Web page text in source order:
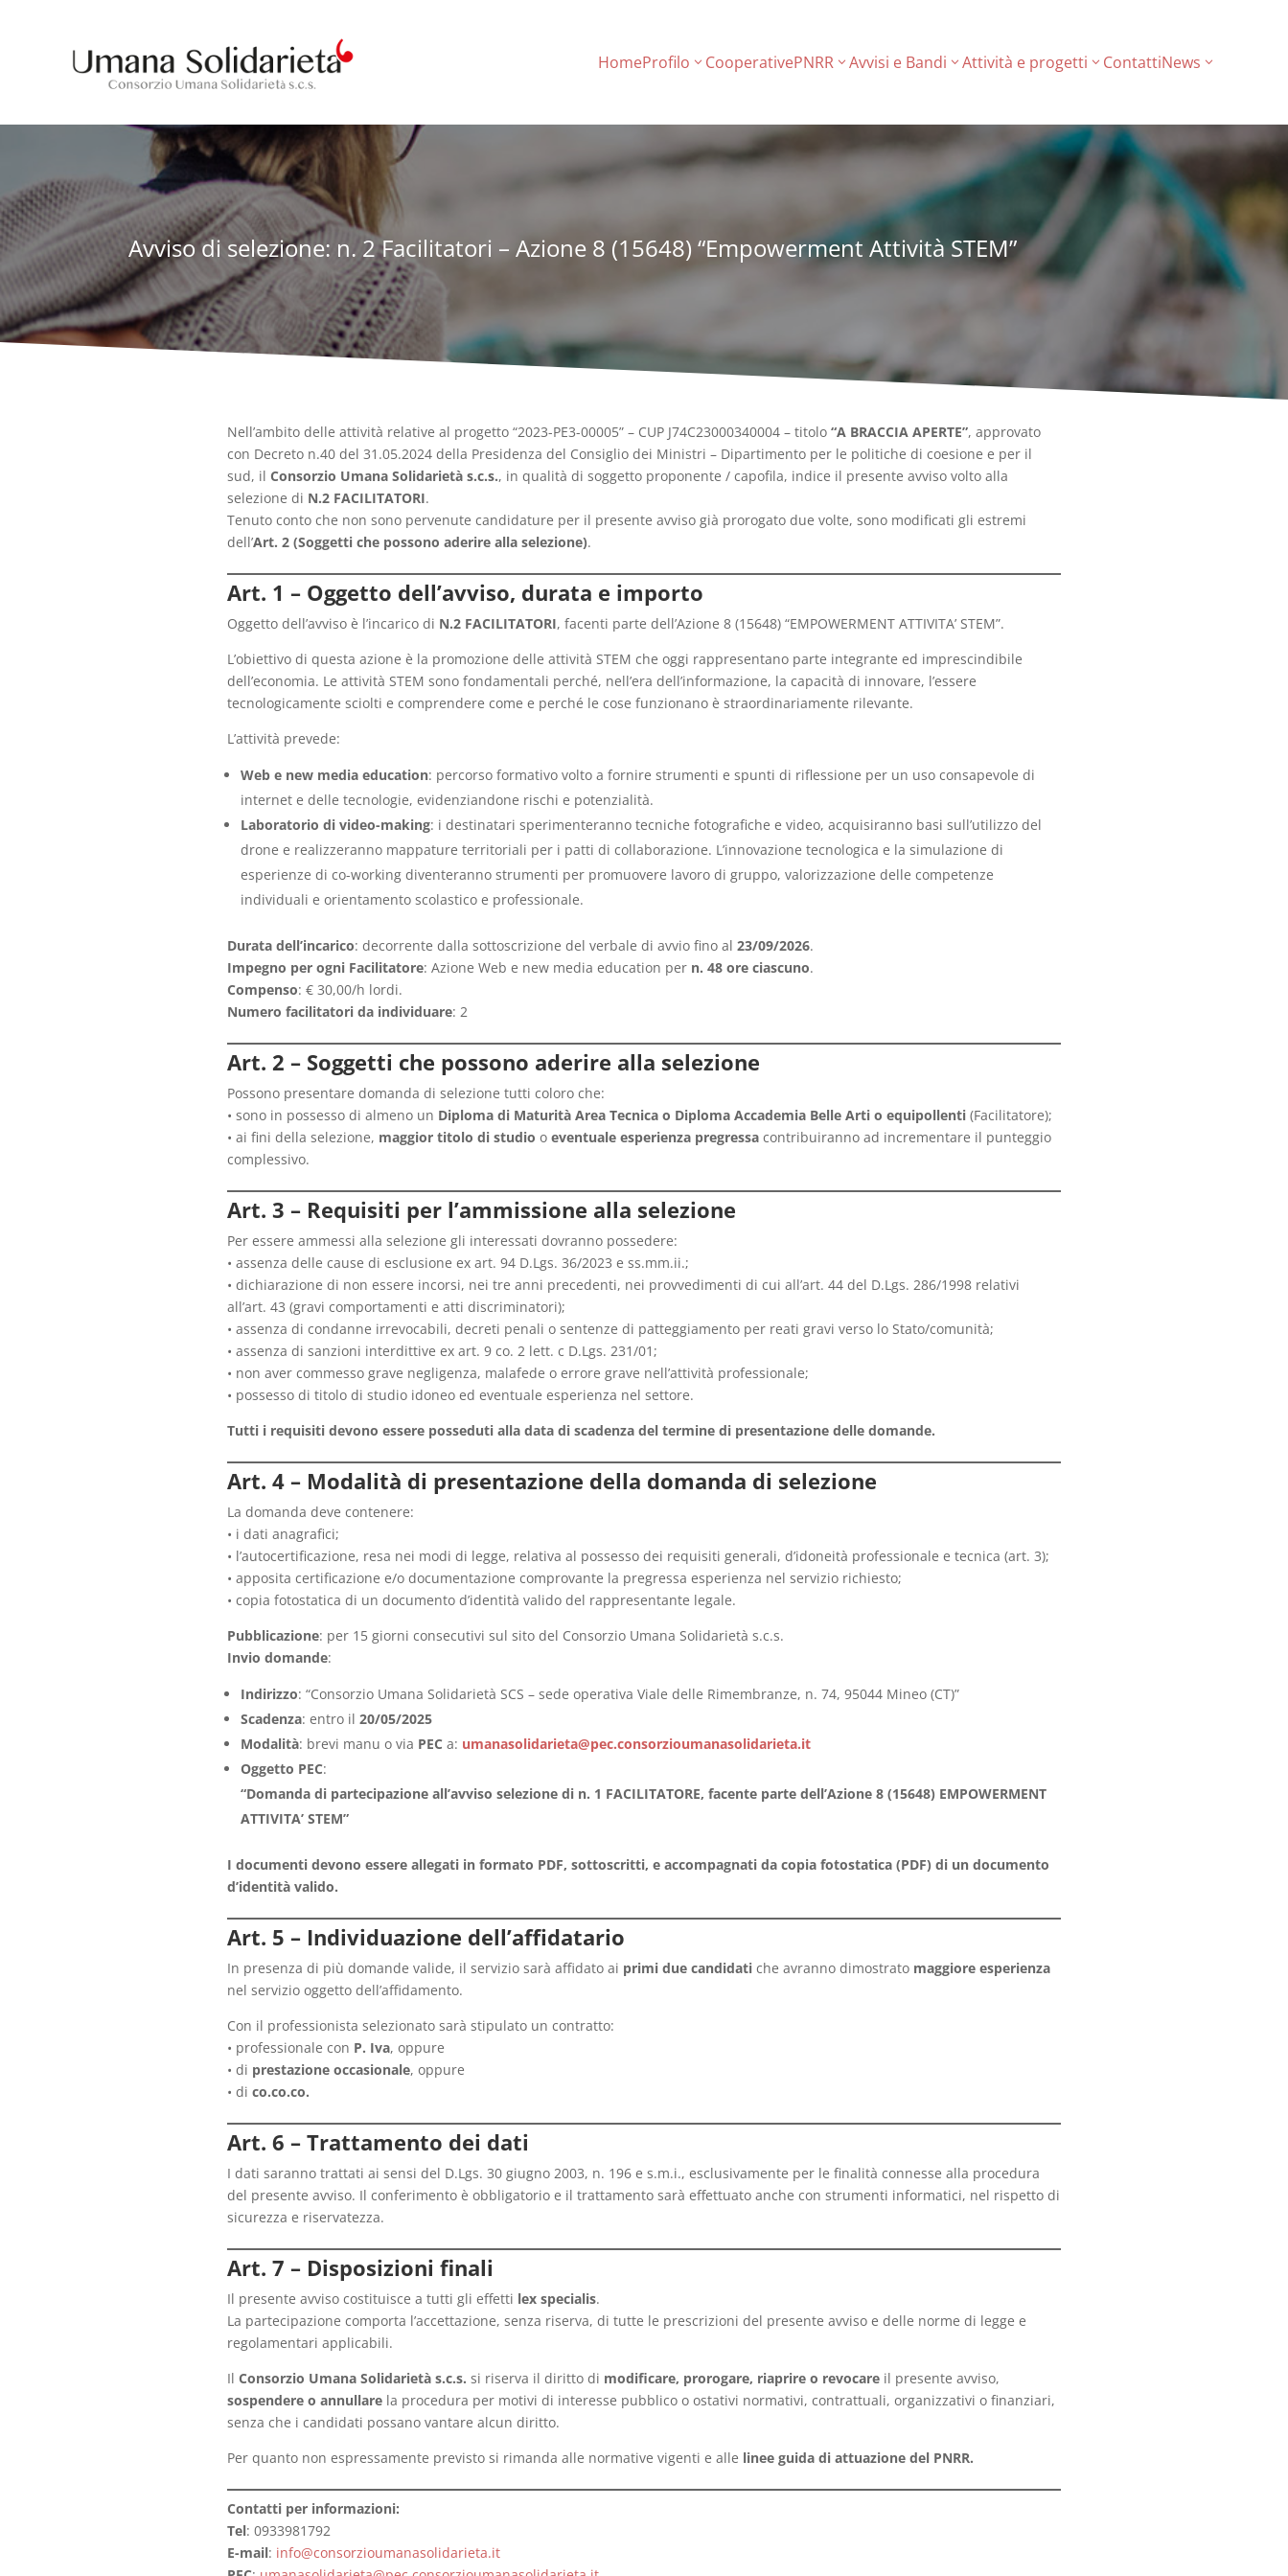
HomeProfilo CooperativePNRR Avvisi e Bandi Attività e progetti ContattiNews
Avviso di selezione: n. 2 Facilitatori – Azione 8 (15648) “Empowerment Attività STEM”
Nell’ambito delle attività relative al progetto “2023-PE3-00005” – CUP J74C23000340004 – titolo “A BRACCIA APERTE”, approvato
con Decreto n.40 del 31.05.2024 della Presidenza del Consiglio dei Ministri – Dipartimento per le politiche di coesione e per il
sud, il Consorzio Umana Solidarietà s.c.s., in qualità di soggetto proponente / capofila, indice il presente avviso volto alla
selezione di N.2 FACILITATORI.
Tenuto conto che non sono pervenute candidature per il presente avviso già prorogato due volte, sono modificati gli estremi
dell’Art. 2 (Soggetti che possono aderire alla selezione).
Art. 1 – Oggetto dell’avviso, durata e importo
Oggetto dell’avviso è l’incarico di N.2 FACILITATORI, facenti parte dell’Azione 8 (15648) “EMPOWERMENT ATTIVITA’ STEM”.
L’obiettivo di questa azione è la promozione delle attività STEM che oggi rappresentano parte integrante ed imprescindibile
dell’economia. Le attività STEM sono fondamentali perché, nell’era dell’informazione, la capacità di innovare, l’essere
tecnologicamente sciolti e comprendere come e perché le cose funzionano è straordinariamente rilevante.
L’attività prevede:
Web e new media education: percorso formativo volto a fornire strumenti e spunti di riflessione per un uso consapevole di
internet e delle tecnologie, evidenziandone rischi e potenzialità.
Laboratorio di video-making: i destinatari sperimenteranno tecniche fotografiche e video, acquisiranno basi sull’utilizzo del
drone e realizzeranno mappature territoriali per i patti di collaborazione. L’innovazione tecnologica e la simulazione di
esperienze di co-working diventeranno strumenti per promuovere lavoro di gruppo, valorizzazione delle competenze
individuali e orientamento scolastico e professionale.
Durata dell’incarico: decorrente dalla sottoscrizione del verbale di avvio fino al 23/09/2026.
Impegno per ogni Facilitatore: Azione Web e new media education per n. 48 ore ciascuno.
Compenso: € 30,00/h lordi.
Numero facilitatori da individuare: 2
Art. 2 – Soggetti che possono aderire alla selezione
Possono presentare domanda di selezione tutti coloro che:
• sono in possesso di almeno un Diploma di Maturità Area Tecnica o Diploma Accademia Belle Arti o equipollenti(Facilitatore);
• ai fini della selezione, maggior titolo di studio o eventuale esperienza pregressacontribuiranno ad incrementare il punteggio
complessivo.
Art. 3 – Requisiti per l’ammissione alla selezione
Per essere ammessi alla selezione gli interessati dovranno possedere:
• assenza delle cause di esclusione ex art. 94 D.Lgs. 36/2023 e ss.mm.ii.;
• dichiarazione di non essere incorsi, nei tre anni precedenti, nei provvedimenti di cui all’art. 44 del D.Lgs. 286/1998 relativi
all’art. 43 (gravi comportamenti e atti discriminatori);
• assenza di condanne irrevocabili, decreti penali o sentenze di patteggiamento per reati gravi verso lo Stato/comunità;
• assenza di sanzioni interdittive ex art. 9 co. 2 lett. c D.Lgs. 231/01;
• non aver commesso grave negligenza, malafede o errore grave nell’attività professionale;
• possesso di titolo di studio idoneo ed eventuale esperienza nel settore.
Tutti i requisiti devono essere posseduti alla data di scadenza del termine di presentazione delle domande.
Art. 4 – Modalità di presentazione della domanda di selezione
La domanda deve contenere:
• i dati anagrafici;
• l’autocertificazione, resa nei modi di legge, relativa al possesso dei requisiti generali, d’idoneità professionale e tecnica (art. 3);
• apposita certificazione e/o documentazione comprovante la pregressa esperienza nel servizio richiesto;
• copia fotostatica di un documento d’identità valido del rappresentante legale.
Pubblicazione: per 15 giorni consecutivi sul sito del Consorzio Umana Solidarietà s.c.s.
Invio domande:
Indirizzo: “Consorzio Umana Solidarietà SCS – sede operativa Viale delle Rimembranze, n. 74, 95044 Mineo (CT)”
Scadenza: entro il 20/05/2025
Modalità: brevi manu o via PEC a: umanasolidarieta@pec.consorzioumanasolidarieta.it
Oggetto PEC:
“Domanda di partecipazione all’avviso selezione di n. 1 FACILITATORE, facente parte dell’Azione 8 (15648) EMPOWERMENT
ATTIVITA’ STEM”
I documenti devono essere allegati in formato PDF, sottoscritti, e accompagnati da copia fotostatica (PDF) di un documento
d’identità valido.
Art. 5 – Individuazione dell’affidatario
In presenza di più domande valide, il servizio sarà affidato ai primi due candidatiche avranno dimostrato maggiore esperienza
nel servizio oggetto dell’affidamento.
Con il professionista selezionato sarà stipulato un contratto:
• professionale con P. Iva, oppure
• di prestazione occasionale, oppure
• di co.co.co.
Art. 6 – Trattamento dei dati
I dati saranno trattati ai sensi del D.Lgs. 30 giugno 2003, n. 196 e s.m.i., esclusivamente per le finalità connesse alla procedura
del presente avviso. Il conferimento è obbligatorio e il trattamento sarà effettuato anche con strumenti informatici, nel rispetto di
sicurezza e riservatezza.
Art. 7 – Disposizioni finali
Il presente avviso costituisce a tutti gli effetti lex specialis.
La partecipazione comporta l’accettazione, senza riserva, di tutte le prescrizioni del presente avviso e delle norme di legge e
regolamentari applicabili.
Il Consorzio Umana Solidarietà s.c.s. si riserva il diritto di modificare, prorogare, riaprire o revocareil presente avviso,
sospendere o annullarela procedura per motivi di interesse pubblico o ostativi normativi, contrattuali, organizzativi o finanziari,
senza che i candidati possano vantare alcun diritto.
Per quanto non espressamente previsto si rimanda alle normative vigenti e alle linee guida di attuazione del PNRR.
Contatti per informazioni:
Tel: 0933981792
E-mail: info@consorzioumanasolidarieta.it